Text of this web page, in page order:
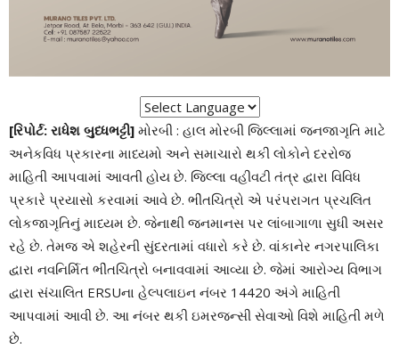
[રિપોર્ટ: રાધેશ બુધ્ધભટ્ટી] મોરબી : હાલ મોરબી જિલ્લામાં જનજાગૃતિ માટે
અનેકવિધ પ્રકારના માધ્યમો અને સમાચારો થકી લોકોને દરરોજ
માહિતી આપવામાં આવતી હોય છે. જિલ્લા વહીવટી તંત્ર દ્વારા વિવિધ
પ્રકારે પ્રયાસો કરવામાં આવે છે. ભીંતચિત્રો એ પરંપરાગત પ્રચલિત
લોકજાગૃતિનું માધ્યમ છે. જેનાથી જનમાનસ પર લાંબાગાળા સુધી અસર
રહે છે. તેમજ એ શહેરની સુંદરતામાં વધારો કરે છે. વાંકાનેર નગરપાલિકા
દ્વારા નવનિર્મિત ભીંતચિત્રો બનાવવામાં આવ્યા છે. જેમાં આરોગ્ય વિભાગ
દ્વારા સંચાલિત ERSUના હેલ્પલાઇન નંબર 14420 અંગે માહિતી
આપવામાં આવી છે. આ નંબર થકી ઇમરજન્સી સેવાઓ વિશે માહિતી મળે
છે.